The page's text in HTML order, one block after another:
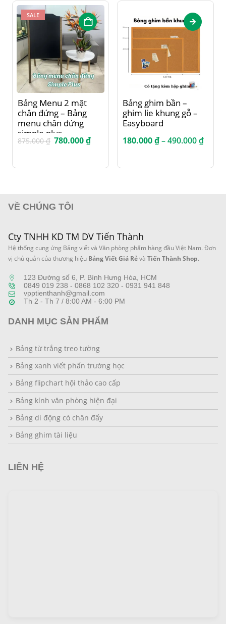
SALE
Bảng Menu 2 mặt
chân đứng – Bảng
menu chân đứng
simple plus
875.000₫ Giá
780.000₫Giá
hiện
780.000 ₫.
Bảng ghim bần –
ghim lie khung gỗ –
Easyboard
180.000₫–490.000₫
đến
VỀ CHÚNG TÔI
Cty TNHH KD TM DV Tiến Thành
Hệ thống cung ứng Bảng viết và Văn phòng phẩm hàng đầu Việt Nam. Đơn
vị chủ quản của thương hiệu Bảng Viết Giá Rẻvà Tiến Thành Shop.
123 Đường số 6, P. Bình Hưng Hòa, HCM
0849 019 238 - 0868 102 320 - 0931 941 848
vpptienthanh@gmail.com
Th 2 - Th 7 / 8:00 AM - 6:00 PM
DANH MỤC SẢN PHẨM
Bảng từ trắng treo tường
Bảng xanh viết phấn trường học
Bảng flipchart hội thảo cao cấp
Bảng kính văn phòng hiện đại
Bảng di động có chân đẩy
Bảng ghim tài liệu
LIÊN HỆ